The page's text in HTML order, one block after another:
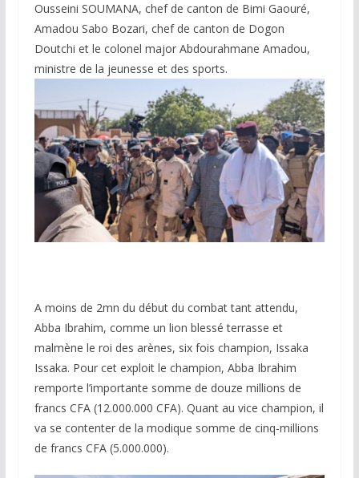
Ousseini SOUMANA, chef de canton de Bimi Gaouré,
Amadou Sabo Bozari, chef de canton de Dogon
Doutchi et le colonel major Abdourahmane Amadou,
ministre de la jeunesse et des sports.
A moins de 2mn du début du combat tant attendu,
Abba Ibrahim, comme un lion blessé terrasse et
malmène le roi des arènes, six fois champion, Issaka
Issaka. Pour cet exploit le champion, Abba Ibrahim
remporte l’importante somme de douze millions de
francs CFA (12.000.000 CFA). Quant au vice champion, il
va se contenter de la modique somme de cinq-millions
de francs CFA (5.000.000).